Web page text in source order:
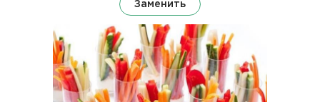
Заменить